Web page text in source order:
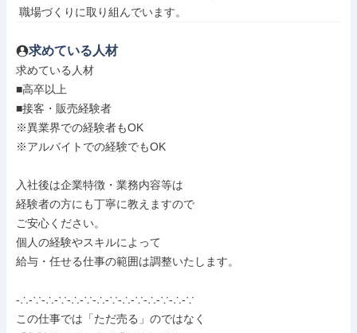
職場づくりに取り組んでいます。
求めている人材
求めている人材
■高卒以上
■接客・販売経験者
※異業界での経験者もOK
※アルバイトでの経験でもOK
入社後は企業特徴・業務内容等は
経験者の方にも丁寧に教えますので
ご安心ください。
個人の経験やスキルによって
給与・任せる仕事の範囲は調整いたします。
-∴-∵-∴-∵-∴-∵-∴-∵-∴-∵-∴-∵-∴-∵
この仕事では「ただ売る」のではなく